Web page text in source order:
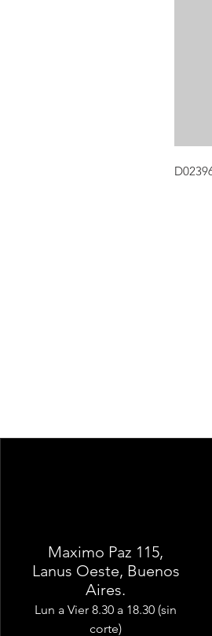
Maximo Paz 115,
Lanus Oeste, Buenos
Aires.
Lun a Vier 8.30 a 18.30 (sin
corte)